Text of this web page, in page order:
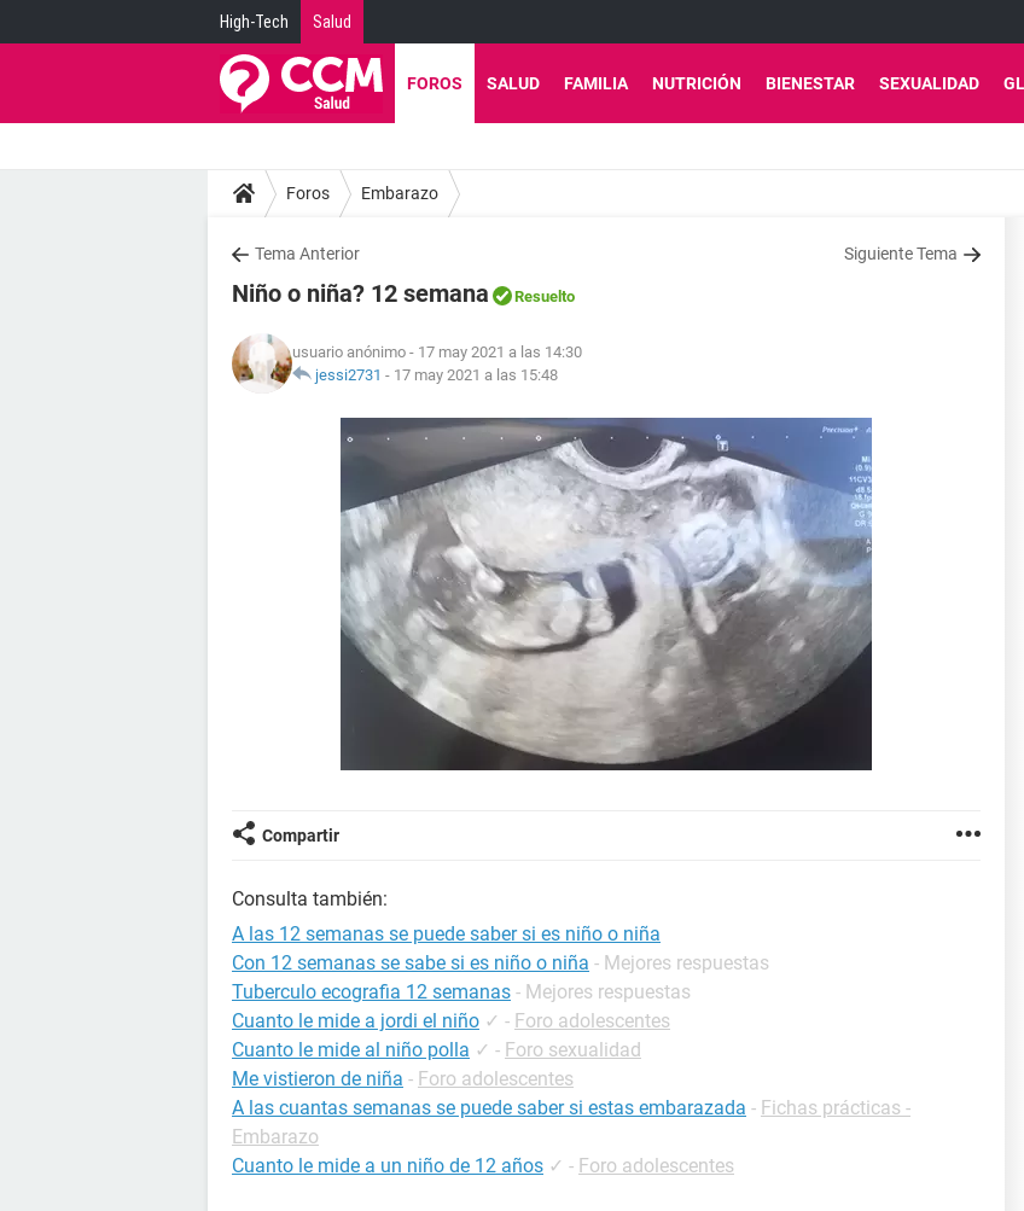
High-Tech Salud
FOROS SALUD FAMILIA NUTRICIÓN BIENESTAR SEXUALIDAD
Foros Embarazo
Tema Anterior Siguiente Tema
Niño o niña? 12 semana Resuelto
usuario anónimo - 17 may 2021 a las 14:30
jessi2731 - 17 may 2021 a las 15:48
Compartir
Consulta también:
A las 12 semanas se puede saber si es niño o niña
Con 12 semanas se sabe si es niño o niña - Mejores respuestas
Tuberculo ecografia 12 semanas - Mejores respuestas
Cuanto le mide a jordi el niño ✓ - Foro adolescentes
Cuanto le mide al niño polla ✓ - Foro sexualidad
Me vistieron de niña - Foro adolescentes
A las cuantas semanas se puede saber si estas embarazada - Fichas prácticas -
Embarazo
Cuanto le mide a un niño de 12 años ✓ - Foro adolescentes